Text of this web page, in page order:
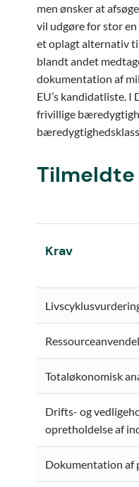
men ønsker at
vil udgøre for stor
et oplagt alternativ
blandt andet
dokumentation af
EU’s kandidatliste.
frivillige
Tilmeldte
Krav
Totaløkonomisk
Drifts- og
opretholdelse af
Dokumentation af